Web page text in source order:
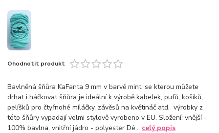
Ohodnotit produkt
Bavlněná šňůra KaFanta 9 mm v barvě mint, se kterou můžete
drhat i háčkovat šňůra je ideální k výrobě kabelek, pufů, košíků,
pelíšků pro čtyřnohé míláčky, závěsů na květináč atd. výrobky z
této šňůry vypadají velmi stylově vyrobeno v EU. Složení: vnější -
100% bavlna, vnitřní jádro - polyester Dé... celý popis